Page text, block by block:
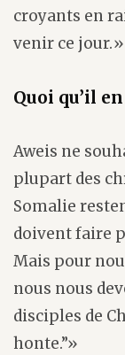
croyants en
venir ce jour.»
Quoi qu’il
Aweis ne
plupart des
Somalie
doivent faire
Mais pour
nous nous
disciples de
honte.”»